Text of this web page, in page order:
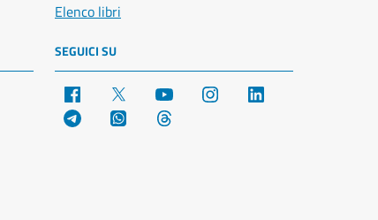
Elenco libri
SEGUICI SU
Facebook YouTube Instagram
Telegram WhatsApp